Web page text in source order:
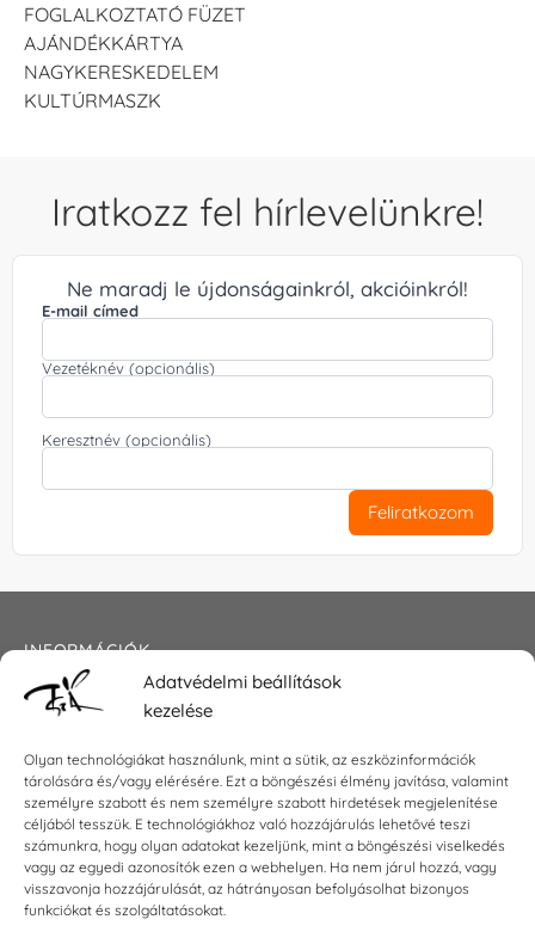
Adatvédelmi beállítások
kezelése
Olyan technológiákat használunk, mint a sütik, az eszközinformációk
tárolására és/vagy elérésére. Ezt a böngészési élmény javítása, valamint
személyre szabott és nem személyre szabott hirdetések megjelenítése
céljából tesszük. E technológiákhoz való hozzájárulás lehetővé teszi
számunkra, hogy olyan adatokat kezeljünk, mint a böngészési viselkedés
vagy az egyedi azonosítók ezen a webhelyen. Ha nem járul hozzá, vagy
visszavonja hozzájárulását, az hátrányosan befolyásolhat bizonyos
funkciókat és szolgáltatásokat.
FOGLALKOZTATÓ FÜZET
AJÁNDÉKKÁRTYA
NAGYKERESKEDELEM
KULTÚRMASZK
Iratkozz fel hírlevelünkre!
Ne maradj le újdonságainkról, akcióinkról!
E-mail címed
Vezetéknév (opcionális)
Keresztnév (opcionális)
Feliratkozom
INFORMÁCIÓK
Általános szerződési feltételek
Impresszum
KAPCSOLAT
E-mail:shop@torokszilvi.com
Telefon: +36 30 6767872